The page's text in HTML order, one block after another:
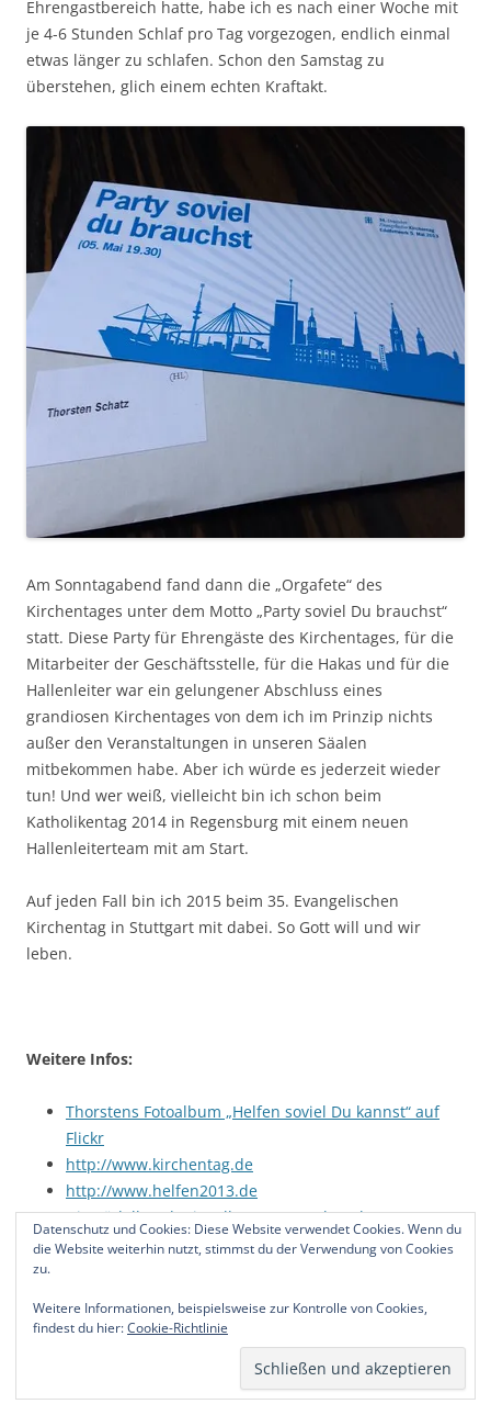
Ehrengastbereich hatte, habe ich es nach einer Woche mit
je 4-6 Stunden Schlaf pro Tag vorgezogen, endlich einmal
etwas länger zu schlafen. Schon den Samstag zu
überstehen, glich einem echten Kraftakt.
Am Sonntagabend fand dann die „Orgafete“ des
Kirchentages unter dem Motto „Party soviel Du brauchst“
statt. Diese Party für Ehrengäste des Kirchentages, für die
Mitarbeiter der Geschäftsstelle, für die Hakas und für die
Hallenleiter war ein gelungener Abschluss eines
grandiosen Kirchentages von dem ich im Prinzip nichts
außer den Veranstaltungen in unseren Säalen
mitbekommen habe. Aber ich würde es jederzeit wieder
tun! Und wer weiß, vielleicht bin ich schon beim
Katholikentag 2014 in Regensburg mit einem neuen
Hallenleiterteam mit am Start.
Auf jeden Fall bin ich 2015 beim 35. Evangelischen
Kirchentag in Stuttgart mit dabei. So Gott will und wir
leben.
Weitere Infos:
Thorstens Fotoalbum „Helfen soviel Du kannst“ auf
Flickr
http://www.kirchentag.de
http://www.helfen2013.de
Die Tüdelband mit „Allens, wat Du bruukst“
Dieser Beitrag wurde am
EJBO,Hamburg,Katholikentag,
Rolf Zukowski,Stuttgart.
Datenschutz und Cookies: Diese Website verwendet Cookies. Wenn du
die Website weiterhin nutzt, stimmst du der Verwendung von Cookies
zu.
Weitere Informationen, beispielsweise zur Kontrolle von Cookies,
findest du hier:Cookie-Richtlinie